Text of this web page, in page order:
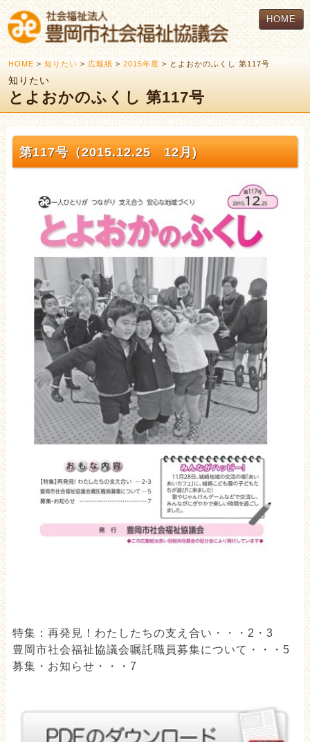
HOME
HOME > 知りたい > 広報紙 > 2015年度 > とよおかのふくし 第117号
知りたい
とよおかのふくし 第117号
第117号（2015.12.25 12月)
特集：再発見！わたしたちの支え合い・・・2・3
豊岡市社会福祉協議会嘱託職員募集について・・・5
募集・お知らせ・・・7